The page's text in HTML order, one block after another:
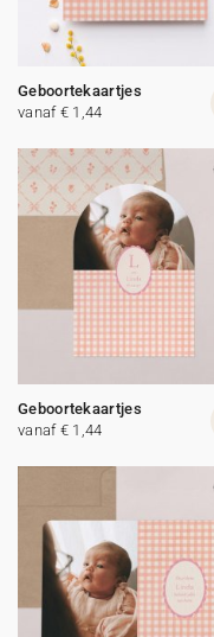
Geboortekaartjes
vanaf € 1,44
Geboortekaartjes
vanaf € 1,44